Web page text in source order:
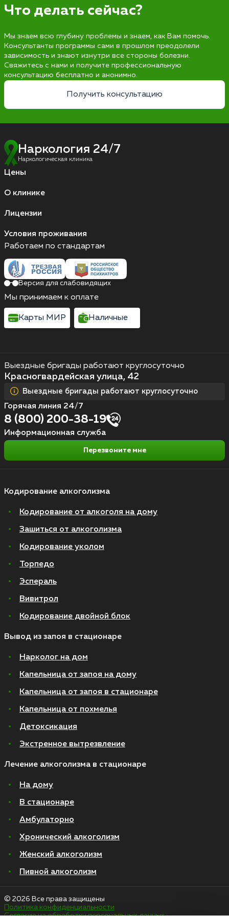
Что делать сейчас?
Мы знаем всю глубину проблемы и знаем, как Вам помочь.
Консультанты программы сами в прошлом преодолели
зависимость и знают изнутри все стороны болезни.
Свяжитесь с нами и получите профессиональную
консультацию бесплатно и анонимно.
Получить консультацию
Наркология 24/7
Наркологическая клиника
Цены
О клинике
Лицензии
Условия проживания
Кодирование алкоголизма
Кодирование от алкоголя на дому
Зашиться от алкоголизма
Кодирование уколом
Торпедо
Эспераль
Вивитрол
Кодирование двойной блок
Вывод из запоя в стационаре
Нарколог на дом
Капельница от запоя на дому
Капельница от запоя в стационаре
Капельница от похмелья
Детоксикация
Экстренное вытрезвление
Лечение алкоголизма в стационаре
На дому
В стационаре
Амбулаторно
Хронический алкоголизм
Женский алкоголизм
Пивной алкоголизм
Выездные бригады работают круглосуточно
Красногвардейская улица, 42
Выездные бригады работают круглосуточно
Горячая линия 24/7
8 (800) 200-38-19
Информационная служба
Перезвоните мне
Работаем по стандартам
Версия для слабовидящих
Мы принимаем к оплате
Карты МИР Наличные
© 2026 Все права защищены
Политика конфиденциальности